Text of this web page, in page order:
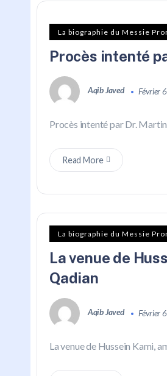
La biographie du Messie
Procès intenté
Aqib Javed Février
Procès intenté par Dr.
Read More
La biographie du Messie
La venue de
Qadian
Aqib Javed Février
La venue de Hussein Kami,